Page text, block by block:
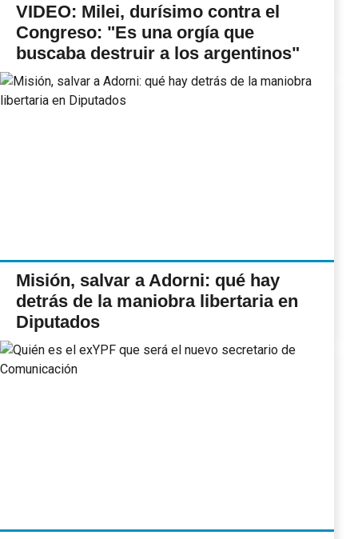
VIDEO: Milei, durísimo contra el
Congreso: "Es una orgía que
buscaba destruir a los argentinos"
Misión, salvar a Adorni: qué hay
detrás de la maniobra libertaria en
Diputados